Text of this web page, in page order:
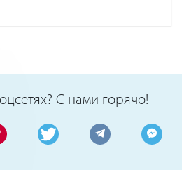
С нами горячо!